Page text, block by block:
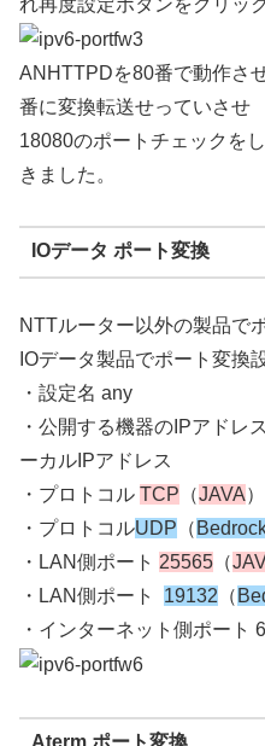
ANHTTPDを80番で動作さ
番に変換転送せっていさせ
18080のポートチェックを
きました。
IOデータ ポート変換
NTTルーター以外の製品で
IOデータ製品でポート変換
・設定名 any
・公開する機器のIPアドレ
ーカルIPアドレス
・プロトコル TCP （JAVA）
・プロトコルUDP （
・LAN側ポート 25565 （
・LAN側ポート 19132 （
・インターネット側ポート